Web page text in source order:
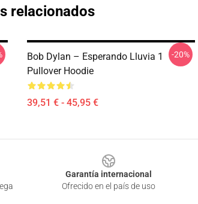
relacionados
Bob Dylan – Esperando Lluvia 1
Pullover Hoodie
39,51 € - 45,95 €
-20%
Garantía internacional
Ofrecido en el país de uso